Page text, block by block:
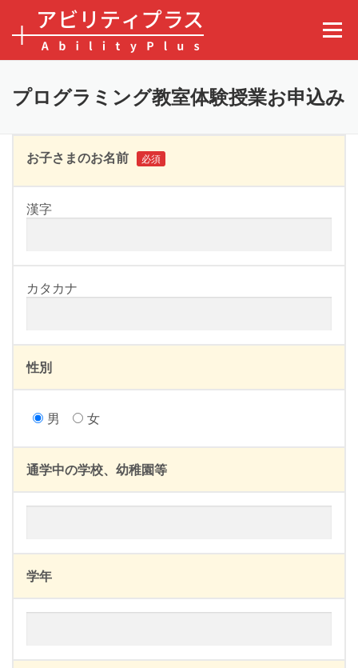
コンテンツへスキップ
メニ
プログラミング教室体験授業お申込み
お子さまのお名前 必須
漢字
カタカナ
性別
男 女
通学中の学校、幼稚園等
学年